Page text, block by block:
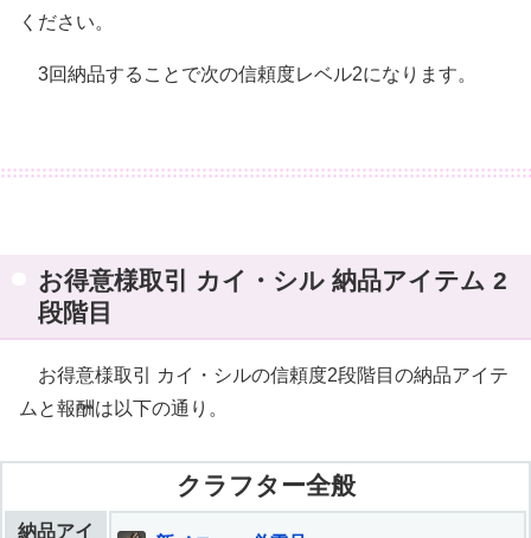
ください。
3回納品することで次の信頼度レベル2になります。
お得意様取引 カイ・シル 納品アイテム 2
段階目
お得意様取引 カイ・シルの信頼度2段階目の納品アイテ
ムと報酬は以下の通り。
クラフター全般
納品アイ